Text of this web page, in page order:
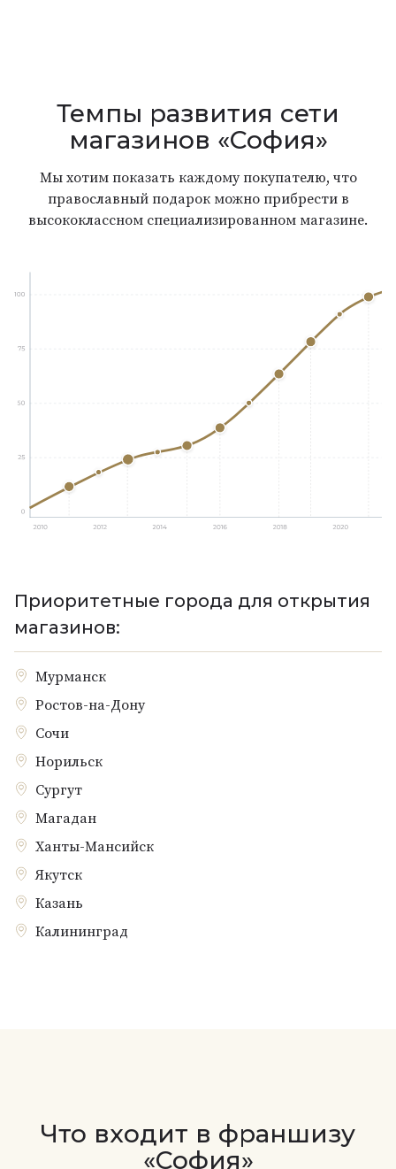
Темпы развития сети
магазинов «София»
Мы хотим показать каждому покупателю, что
православный подарок можно прибрести в
высококлассном специализированном магазине.
Приоритетные города для открытия
магазинов:
Мурманск
Ростов-на-Дону
Сочи
Норильск
Сургут
Магадан
Ханты-Мансийск
Якутск
Казань
Калининград
Что входит в франшизу
«София»